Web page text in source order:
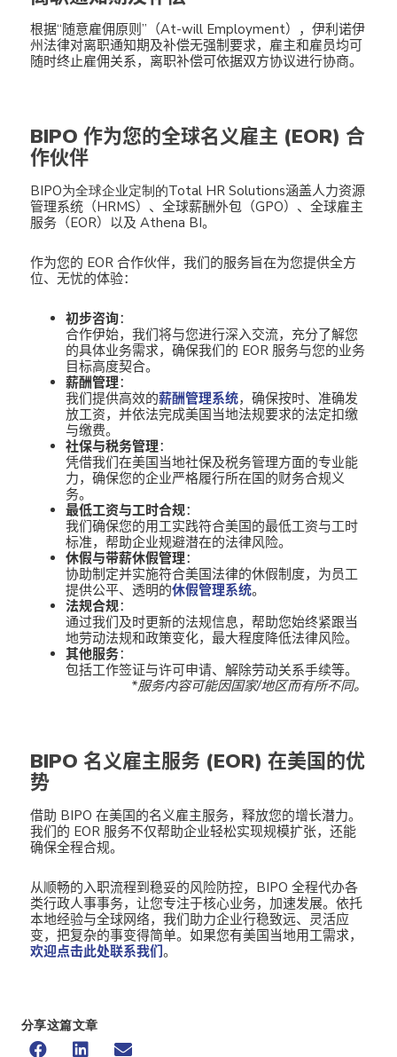
根据“随意雇佣原则”（At-will Employment），伊利诺伊
州法律对离职通知期及补偿无强制要求，雇主和雇员均可
随时终止雇佣关系，离职补偿可依据双方协议进行协商。
BIPO 作为您的全球名义雇主 (EOR) 合
作伙伴
BIPO为全球企业定制的Total HR Solutions涵盖人力资源
管理系统（HRMS）、全球薪酬外包（GPO）、全球雇主
服务（EOR）以及 Athena BI。
作为您的 EOR 合作伙伴，我们的服务旨在为您提供全方
位、无忧的体验：
初步咨询：
合作伊始，我们将与您进行深入交流，充分了解您
的具体业务需求，确保我们的 EOR 服务与您的业务
目标高度契合。
薪酬管理：
我们提供高效的薪酬管理系统，确保按时、准确发
放工资，并依法完成美国当地法规要求的法定扣缴
与缴费。
社保与税务管理：
凭借我们在美国当地社保及税务管理方面的专业能
力，确保您的企业严格履行所在国的财务合规义
务。
最低工资与工时合规：
我们确保您的用工实践符合美国的最低工资与工时
标准，帮助企业规避潜在的法律风险。
休假与带薪休假管理：
协助制定并实施符合美国法律的休假制度，为员工
提供公平、透明的休假管理系统。
法规合规：
通过我们及时更新的法规信息，帮助您始终紧跟当
地劳动法规和政策变化，最大程度降低法律风险。
其他服务：
包括工作签证与许可申请、解除劳动关系手续等。
*服务内容可能因国家/地区而有所不同。
BIPO 名义雇主服务 (EOR) 在美国的优
势
借助 BIPO 在美国的名义雇主服务，释放您的增长潜力。
我们的 EOR 服务不仅帮助企业轻松实现规模扩张，还能
确保全程合规。
从顺畅的入职流程到稳妥的风险防控，BIPO 全程代办各
类行政人事事务，让您专注于核心业务，加速发展。依托
本地经验与全球网络，我们助力企业行稳致远、灵活应
变，把复杂的事变得简单。如果您有美国当地用工需求，
欢迎点击此处联系我们。
分享这篇文章